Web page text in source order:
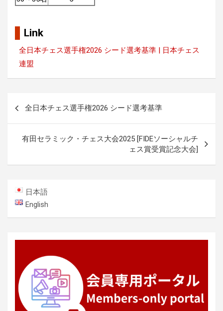
Link
全日本チェス選手権2026 シード選考基準 | 日本チェス
連盟
ゲ
シ
全日本チェス選手権2026 シード選考基準
有田セラミック・チェス大会2025 [FIDEソーシャルチ
ェス賞受賞記念大会]
日本語
English